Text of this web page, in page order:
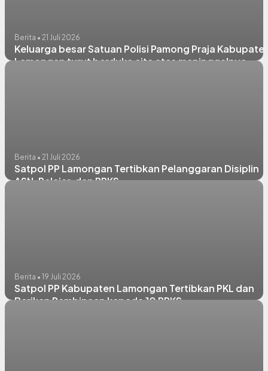
Berita • 21 Juli 2026
Keluarga besar Satuan Polisi Pamong Praja
Lamongan turut berduka cita atas meninggalnya
Berita • 21 Juli 2026
Satpol PP Lamongan Tertibkan Pelanggaran Disiplin
ASN, Pelajar, dan PPKS
Berita • 19 Juli 2026
Satpol PP Kabupaten Lamongan Tertibkan PKL dan
Berikan Pembinaan kepada 10 PPKS